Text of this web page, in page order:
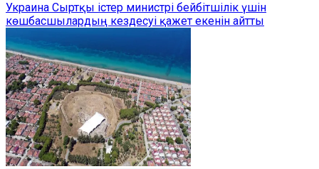
Украина Сыртқы істер министрі бейбітшілік үшін
көшбасшылардың кездесуі қажет екенін айтты